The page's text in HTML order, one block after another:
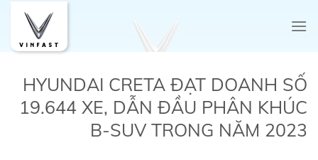
content
HYUNDAI CRETA ĐẠT DOANH SỐ
19.644 XE, DẪN ĐẦU PHÂN KHÚC
B-SUV TRONG NĂM 2023